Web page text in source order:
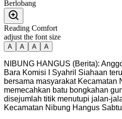
Reading Comfort
adjust the font size
A A A A
NIBUNG HANGUS (Berita):
Bara Komisi I Syahril Siahaan
bersama masyarakat Kecamatan
memecahkan batu bongkahan
disejumlah titik menutupi jalan-
Kecamatan Nibung Hangus